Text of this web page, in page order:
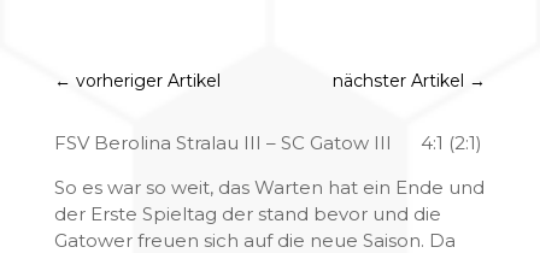
← vorheriger Artikel nächster Artikel →
FSV Berolina Stralau III – SC Gatow III 4:1 (2:1)
So es war so weit, das Warten hat ein Ende und
der Erste Spieltag der stand bevor und die
Gatower freuen sich auf die neue Saison. Da